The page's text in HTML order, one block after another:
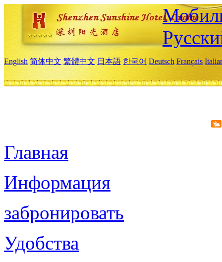
English 简体中文 繁體中文 日本語 한국어 Deutsch Français
Главная
Информация
забронировать
Удобства